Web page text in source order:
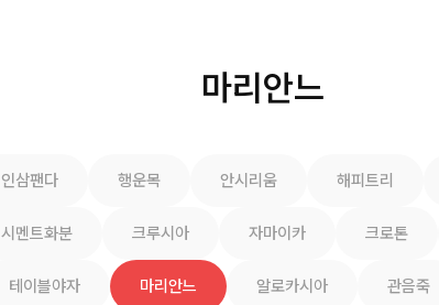
마리안느
인삼팬다 행운목 안시리움 해피트리
시멘트화분 크루시아 자마이카 크로톤
테이블야자 마리안느 알로카시아 관음죽